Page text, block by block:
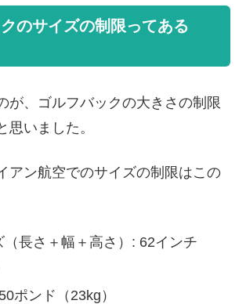
のサイズの制限ってある
が、ゴルフバックの大きさの制限
思いました。
アン航空でのサイズの制限はこの
（長さ＋幅＋高さ）: 62インチ
ポンド（23kg）